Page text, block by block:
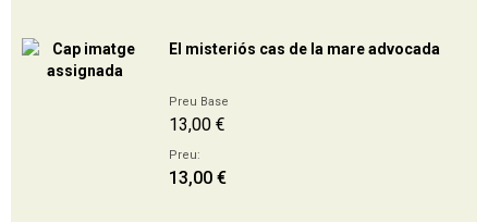
El misteriós cas de la mare advocada
Preu Base
13,00 €
Preu:
13,00 €